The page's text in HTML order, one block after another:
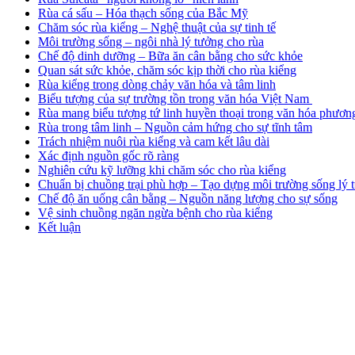
Rùa cá sấu – Hóa thạch sống của Bắc Mỹ
Chăm sóc rùa kiểng – Nghệ thuật của sự tinh tế
Môi trường sống – ngôi nhà lý tưởng cho rùa
Chế độ dinh dưỡng – Bữa ăn cân bằng cho sức khỏe
Quan sát sức khỏe, chăm sóc kịp thời cho rùa kiểng
Rùa kiểng trong dòng chảy văn hóa và tâm linh
Biểu tượng của sự trường tồn trong văn hóa Việt Nam
Rùa mang biểu tượng tứ linh huyền thoại trong văn hóa
Rùa trong tâm linh – Nguồn cảm hứng cho sự tĩnh tâm
Trách nhiệm nuôi rùa kiểng và cam kết lâu dài
Xác định nguồn gốc rõ ràng
Nghiên cứu kỹ lưỡng khi chăm sóc cho rùa kiểng
Chuẩn bị chuồng trại phù hợp – Tạo dựng môi trường sống lý
Chế độ ăn uống cân bằng – Nguồn năng lượng cho sự sống
Vệ sinh chuồng ngăn ngừa bệnh cho rùa kiểng
Kết luận